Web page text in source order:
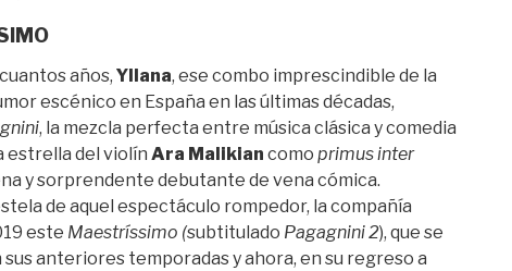
años, Yllana, ese combo imprescindible de la
escénico en España en las últimas décadas,
, la mezcla perfecta entre música clásica y comedia
estrella del violín Ara Malikian como primus inter
y sorprendente debutante de vena cómica.
de aquel espectáculo rompedor, la compañía
este Maestríssimo (subtitulado Pagagnini 2), que se
sus anteriores temporadas y ahora, en su regreso a